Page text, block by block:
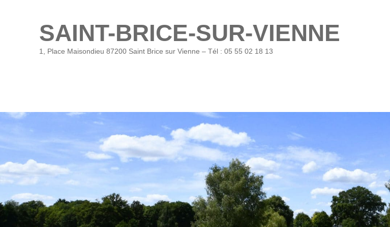
SAINT-BRICE-SUR-VIENNE
1, Place Maisondieu 87200 Saint Brice sur Vienne – Tél : 05 55 02 18 13